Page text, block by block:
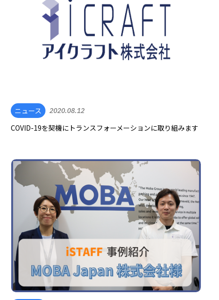
ニュース 2020.08.12
COVID-19を契機にトランスフォーメーションに取り組みます